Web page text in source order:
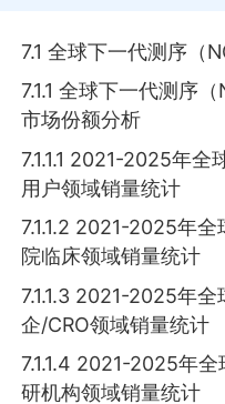
7.1 全球下一代测序（
7.1.1 全球下一代测序
市场份额分析
7.1.1.1 2021-2025年全
用户领域销量统计
7.1.1.2 2021-2025年
院临床领域销量统计
7.1.1.3 2021-2025年
企/CRO领域销量统计
7.1.1.4 2021-2025年
研机构领域销量统计